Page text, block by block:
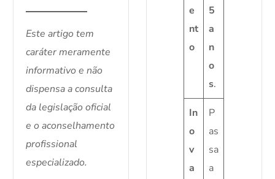
Este artigo tem
caráter meramente
informativo e não
dispensa a consulta
da legislação oficial
e o aconselhamento
profissional
especializado.
e
nt
o
5
a
n
o
s.
In
o
v
a
P
as
sa
a